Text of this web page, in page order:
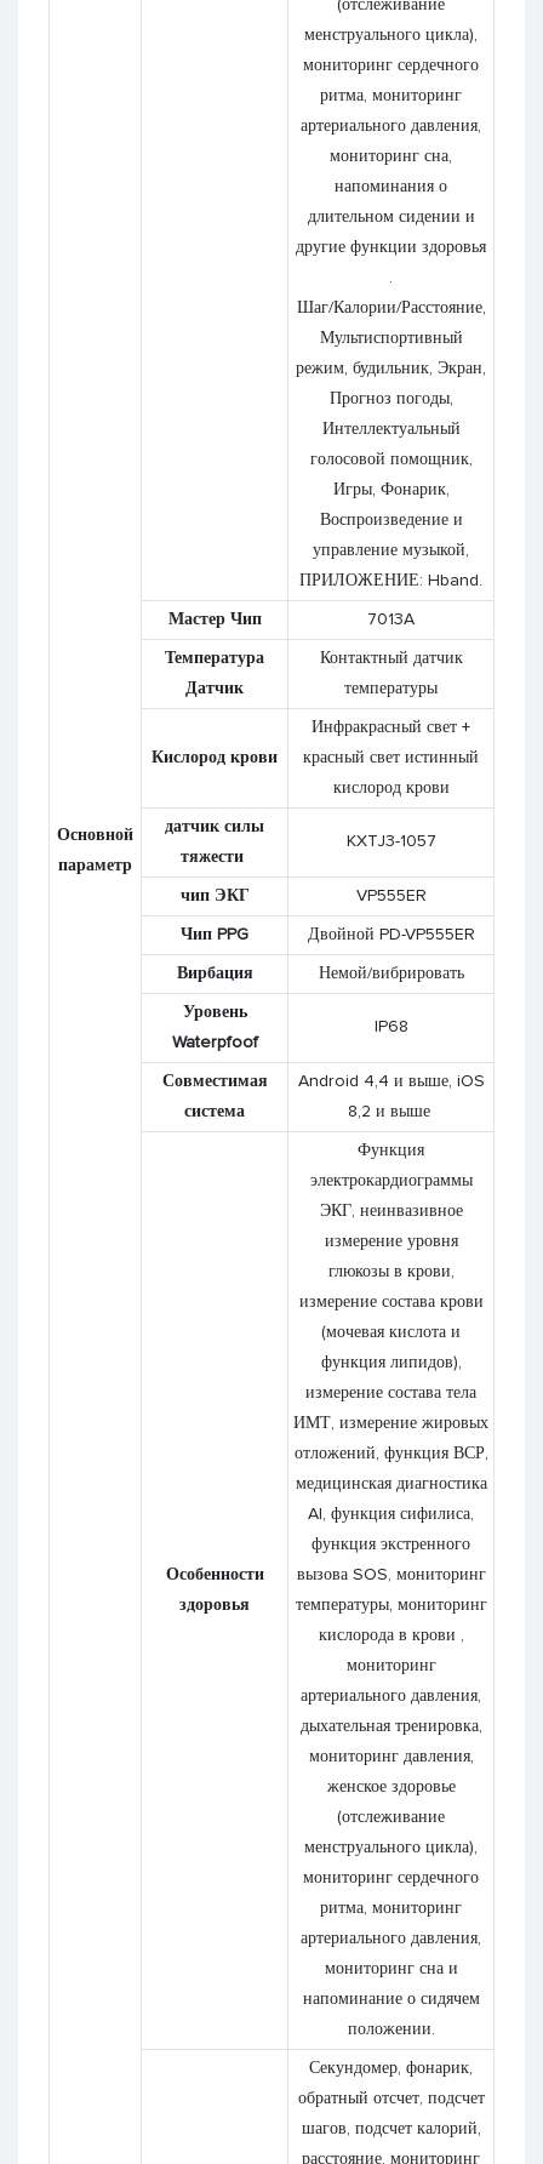
Основной
параметр
(отслеживание
менструального цикла),
мониторинг сердечного
ритма, мониторинг
артериального давления,
мониторинг сна,
напоминания о
длительном сидении и
другие функции здоровья
.
Шаг/Калории/Расстояние,
Мультиспортивный
режим, будильник, Экран,
Прогноз погоды,
Интеллектуальный
голосовой помощник,
Игры, Фонарик,
Воспроизведение и
управление музыкой,
ПРИЛОЖЕНИЕ: Hband.
Мастер Чип 7013A
Температура
Датчик
Контактный датчик
температуры
Кислород крови
Инфракрасный свет +
красный свет истинный
кислород крови
датчик силы
тяжести
KXTJ3-1057
чип ЭКГ VP555ER
Чип PPG Двойной PD-VP555ER
Вирбация Немой/вибрировать
Уровень
Waterpfoof
IP68
Совместимая
система
Android 4,4 и выше, iOS
8,2 и выше
Особенности
здоровья
Функция
электрокардиограммы
ЭКГ, неинвазивное
измерение уровня
глюкозы в крови,
измерение состава крови
(мочевая кислота и
функция липидов),
измерение состава тела
ИМТ, измерение жировых
отложений, функция ВСР,
медицинская диагностика
AI, функция сифилиса,
функция экстренного
вызова SOS, мониторинг
температуры, мониторинг
кислорода в крови ,
мониторинг
артериального давления,
дыхательная тренировка,
мониторинг давления,
женское здоровье
(отслеживание
менструального цикла),
мониторинг сердечного
ритма, мониторинг
артериального давления,
мониторинг сна и
напоминание о сидячем
положении.
Секундомер, фонарик,
обратный отсчет, подсчет
шагов, подсчет калорий,
расстояние, мониторинг